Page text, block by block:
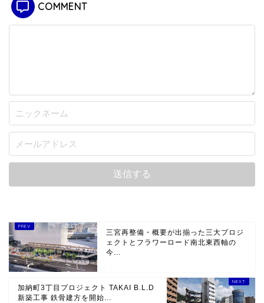
COMMENT
三宮再整備・概要が出揃った三大プロジ
ェクトとフラワーロード南北東西軸の
今...
加納町3丁目プロジェクト TAKAI B.L.D
新築工事 鉄骨建方を開始...